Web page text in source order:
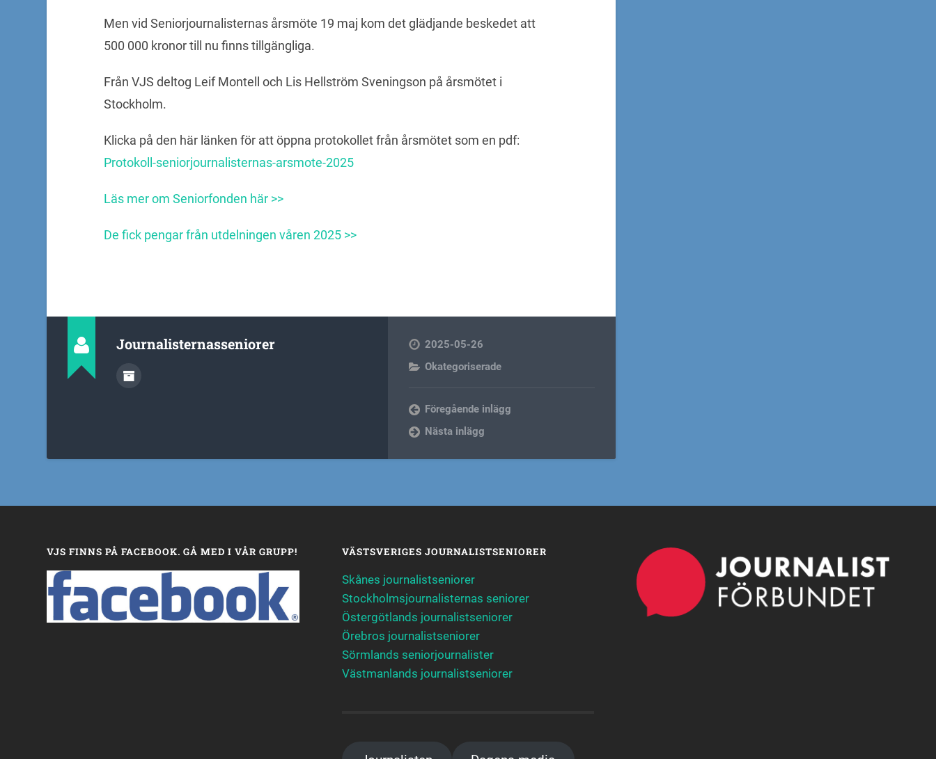
Men vid Seniorjournalisternas årsmöte 19 maj kom det glädjande beskedet att
500 000 kronor till nu finns tillgängliga.
Från VJS deltog Leif Montell och Lis Hellström Sveningson på årsmötet i
Stockholm.
Klicka på den här länken för att öppna protokollet från årsmötet som en pdf:
Protokoll-seniorjournalisternas-arsmote-2025
Läs mer om Seniorfonden här >>
De fick pengar från utdelningen våren 2025 >>
Journalisternasseniorer
2025-05-26
Okategoriserade
Föregående inlägg
Nästa inlägg
VJS FINNS PÅ FACEBOOK. GÅ MED I VÅR GRUPP! VÄSTSVERIGES JOURNALISTSENIORER
Skånes journalistseniorer
Stockholmsjournalisternas seniorer
Östergötlands journalistseniorer
Örebros journalistseniorer
Sörmlands seniorjournalister
Västmanlands journalistseniorer